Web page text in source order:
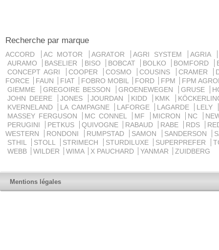
Recherche par marque
ACCORD AC MOTOR AGRATOR AGRI SYSTEM
AGRIA
AURAMO
BASELIER BISO BOBCAT BOLKO BOMFORD
CONCEPT AGRI
COOPER COSMO COUSINS CRAMER
FORCE
FAUN FIAT FOBRO MOBIL FORD FPM
FPM
GIEMME
GREGOIRE BESSON GROENEWEGEN GRUSE
JOHN DEERE
JONES JOURDAN KIDD KMK
KVERNELAND
LA CAMPAGNE LAFORGE LAGARDE
LELY
MASSEY FERGUSON
MC CONNEL MF MICRON NC
PERUGINI
PETKUS QUIVOGNE RABAUD RABE RDS
WESTERN
RONDONI RUMPSTAD SAMON SANDERSON
STHIL
STOLL STRIMECH STURDILUXE SUPERPREFER
WEBB
WILDER WIMA X PAUCHARD YANMAR ZUIDBERG
Mentions légales